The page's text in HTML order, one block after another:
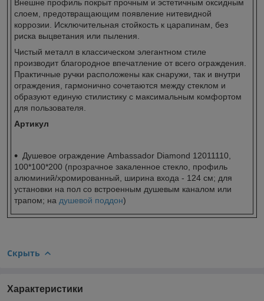
Внешне профиль покрыт прочным и эстетичным оксидным
слоем, предотвращающим появление нитевидной
коррозии. Исключительная стойкость к царапинам, без
риска выцветания или пыления.
Чистый металл в классическом элегантном стиле
производит благородное впечатление от всего ограждения.
Практичные ручки расположены как снаружи, так и внутри
ограждения, гармонично сочетаются между стеклом и
образуют единую стилистику с максимальным комфортом
для пользователя.
Артикул
Душевое ограждение Ambassador Diamond 12011110,
100*100*200 (прозрачное закаленное стекло, профиль
алюминий/хромированный, ширина входа - 124 см; для
установки на пол со встроенным душевым каналом или
трапом; на душевой поддон)
Скрыть
Характеристики